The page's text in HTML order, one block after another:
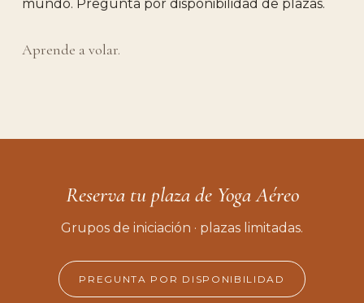
mundo. Pregunta por disponibilidad de plazas.
Aprende a volar.
Reserva tu plaza de Yoga Aéreo
Grupos de iniciación · plazas limitadas.
PREGUNTA POR DISPONIBILIDAD